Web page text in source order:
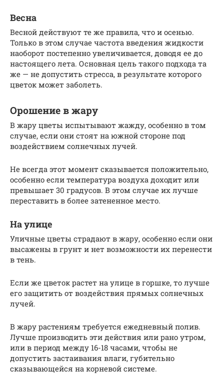
Весна
Весной действуют те же правила, что и осенью.
Только в этом случае частота введения жидкости
наоборот постепенно увеличивается, доводя ее до
настоящего лета. Основная цель такого подхода та
же — не допустить стресса, в результате которого
цветок может заболеть.
Орошение в жару
В жару цветы испытывают жажду, особенно в том
случае, если они стоят на южной стороне под
воздействием солнечных лучей.
Не всегда этот момент сказывается положительно,
особенно если температура воздуха доходит или
превышает 30 градусов. В этом случае их лучше
переставить в более затененное место.
На улице
Уличные цветы страдают в жару, особенно если они
высажены в грунт и нет возможности их перенести
в тень.
Если же цветок растет на улице в горшке, то лучше
его защитить от воздействия прямых солнечных
лучей.
В жару растениям требуется ежедневный полив.
Лучше производить эти действия или рано утром,
или в период между 16-18 часами, чтобы не
допустить застаивания влаги, губительно
сказывающейся на корневой системе.